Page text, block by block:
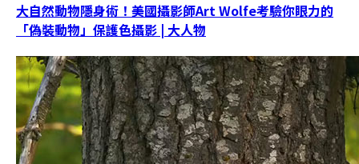
大自然動物隱身術！美國攝影師Art Wolfe考驗你眼力的
「偽裝動物」保護色攝影 | 大人物